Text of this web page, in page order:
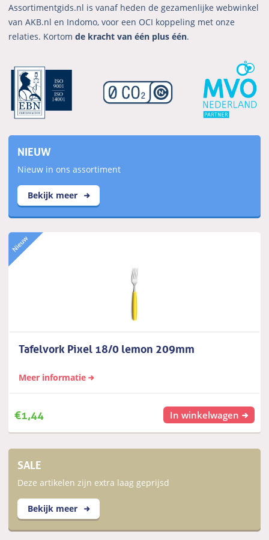
Assortimentgids.nl is vanaf heden de gezamenlijke webwinkel
van AKB.nl en Indomo, voor een OCI koppeling met onze
relaties. Kortomde kracht van één plus één.
NIEUW
Nieuw in ons assortiment
Bekijk meer
Tafelvork Pixel 18/0 lemon 209mm
Meer informatie
€1,44 In winkelwagen
SALE
Deze artikelen zijn extra laag geprijsd
Bekijk meer